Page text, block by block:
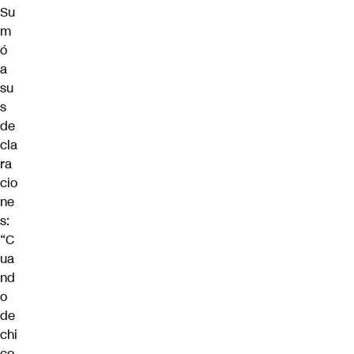
Su
m
ó
a
su
s
de
cla
ra
cio
ne
s:
“C
ua
nd
o
de
chi